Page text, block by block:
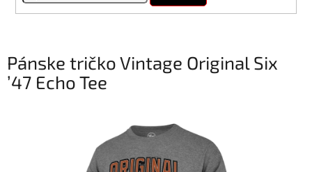
Pánske tričko Vintage Original Six
’47 Echo Tee